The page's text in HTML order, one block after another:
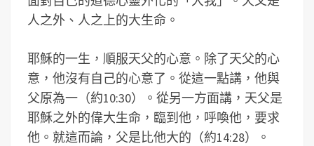
人之外、人之上的大生命。
耶穌的一生，順服天父的心意。除了天父的心
意，他沒有自己的心意了。從這一點講，他與
父原為一（約10:30）。從另一方面講，天父是
耶穌之外的偉大生命，臨到他，呼喚他，要求
他。就這而論，父是比他大的（約14:28）。